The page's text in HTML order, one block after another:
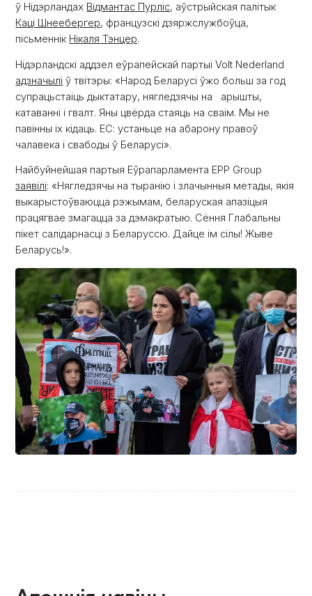
ў Нідэрландах Відмантас Пурліс, аўстрыйская палітык
Каці Шнеебергер, французскі дзяржслужбоўца,
пісьменнік Нікаля Тэнцер.
Нідэрландскі аддзел еўрапейскай партыі Volt Nederland
адзначылі ў твітэры: «Народ Беларусі ўжо больш за год
супрацьстаіць дыктатару, нягледзячы на арышты,
катаванні і гвалт. Яны цвёрда стаяць на сваім. Мы не
павінны іх кідаць. ЕС: устаньце на абарону правоў
чалавека і свабоды ў Беларусі».
Найбуйнейшая партыя Еўрапарламента EPP Group
заявілі: «Нягледзячы на тыранію і злачынныя метады, якія
выкарыстоўваюцца рэжымам, беларуская апазіцыя
працягвае змагацца за дэмакратыю. Сёння Глабальны
пікет салідарнасці з Беларуссю. Дайце ім сілы! Жыве
Беларусь!».